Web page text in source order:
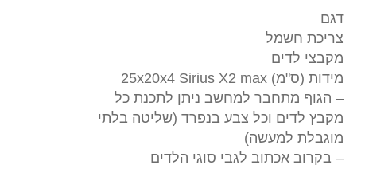
דגם
צריכת חשמל
מקבצי לדים
מידות (ס"מ) 25x20x4 Sirius X2 max
– הגוף מתחבר למחשב ניתן לתכנת כל
מקבץ לדים וכל צבע בנפרד (שליטה בלתי
מוגבלת למעשה)
– בקרוב אכתוב לגבי סוגי הלדים